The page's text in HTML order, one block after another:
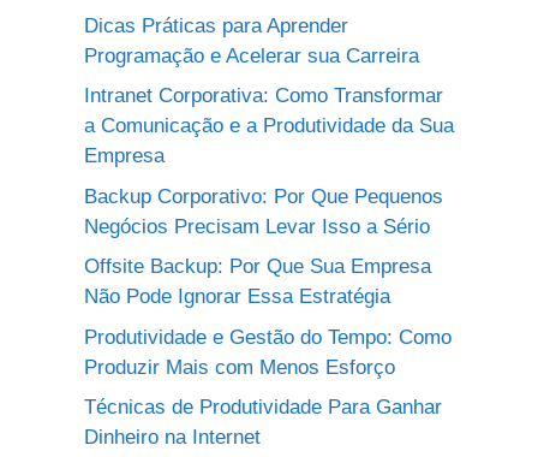
Dicas Práticas para Aprender
Programação e Acelerar sua Carreira
Intranet Corporativa: Como Transformar
a Comunicação e a Produtividade da Sua
Empresa
Backup Corporativo: Por Que Pequenos
Negócios Precisam Levar Isso a Sério
Offsite Backup: Por Que Sua Empresa
Não Pode Ignorar Essa Estratégia
Produtividade e Gestão do Tempo: Como
Produzir Mais com Menos Esforço
Técnicas de Produtividade Para Ganhar
Dinheiro na Internet